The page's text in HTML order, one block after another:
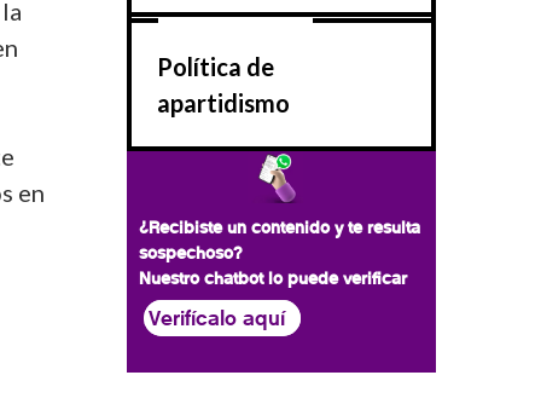
en
Política de
apartidismo
¿Recibiste un contenido y te resulta
sospechoso?
Nuestro chatbot lo puede verificar
Verifícalo aquí